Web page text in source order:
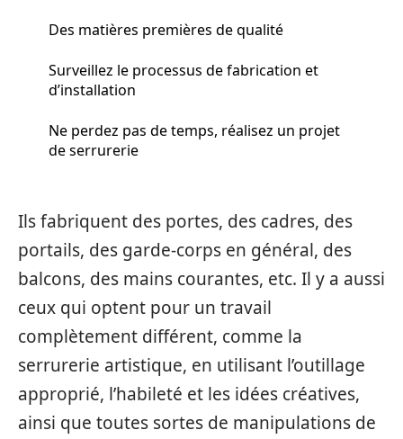
Des matières premières de qualité
Surveillez le processus de fabrication et
d’installation
Ne perdez pas de temps, réalisez un projet
de serrurerie
Ils fabriquent des portes, des cadres, des
portails, des garde-corps en général, des
balcons, des mains courantes, etc. Il y a aussi
ceux qui optent pour un travail
complètement différent, comme la
serrurerie artistique, en utilisant l’outillage
approprié, l’habileté et les idées créatives,
ainsi que toutes sortes de manipulations de